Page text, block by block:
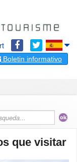
Boletin informativo
que visitar